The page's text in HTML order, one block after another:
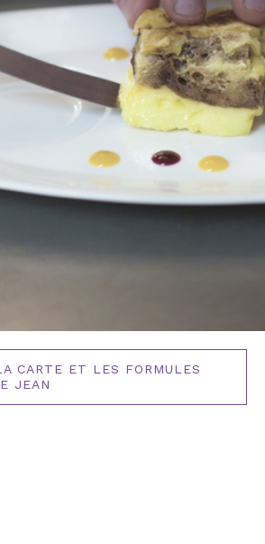
CARTE ET LES FORMULES
JEAN